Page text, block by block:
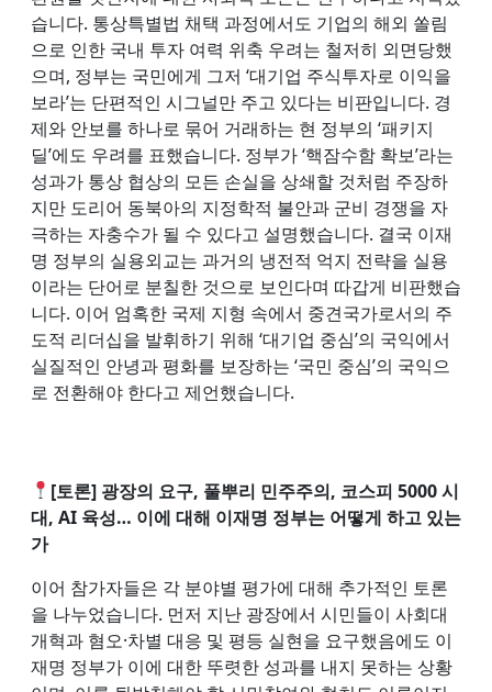
습니다. 통상특별법 채택 과정에서도 기업의 해외 쏠림
으로 인한 국내 투자 여력 위축 우려는 철저히 외면당했
으며, 정부는 국민에게 그저 ‘대기업 주식투자로 이익을
보라’는 단편적인 시그널만 주고 있다는 비판입니다. 경
제와 안보를 하나로 묶어 거래하는 현 정부의 ‘패키지
딜’에도 우려를 표했습니다. 정부가 ‘핵잠수함 확보’라는
성과가 통상 협상의 모든 손실을 상쇄할 것처럼 주장하
지만 도리어 동북아의 지정학적 불안과 군비 경쟁을 자
극하는 자충수가 될 수 있다고 설명했습니다. 결국 이재
명 정부의 실용외교는 과거의 냉전적 억지 전략을 실용
이라는 단어로 분칠한 것으로 보인다며 따갑게 비판했습
니다. 이어 엄혹한 국제 지형 속에서 중견국가로서의 주
도적 리더십을 발휘하기 위해 ‘대기업 중심’의 국익에서
실질적인 안녕과 평화를 보장하는 ‘국민 중심’의 국익으
로 전환해야 한다고 제언했습니다.
[토론] 광장의 요구, 풀뿌리 민주주의, 코스피 5000 시
대, AI 육성… 이에 대해 이재명 정부는 어떻게 하고 있는
가
이어 참가자들은 각 분야별 평가에 대해 추가적인 토론
을 나누었습니다. 먼저 지난 광장에서 시민들이 사회대
개혁과 혐오·차별 대응 및 평등 실현을 요구했음에도 이
재명 정부가 이에 대한 뚜렷한 성과를 내지 못하는 상황